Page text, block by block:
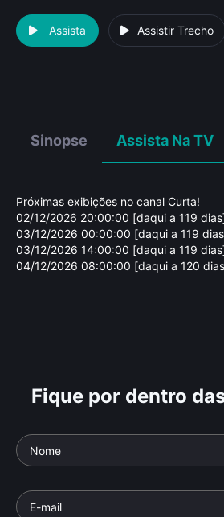
Assista Assistir Trecho
Sinopse Assista Na TV
Próximas exibições no canal Curta!
02/12/2026 20:00:00 [daqui a 119
03/12/2026 00:00:00 [daqui a 119
03/12/2026 14:00:00 [daqui a 119
04/12/2026 08:00:00 [daqui a 120
Fique por dentro